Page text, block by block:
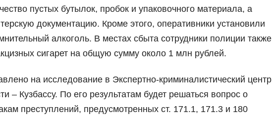
пустых бутылок, пробок и упаковочного материала, а
документацию. Кроме этого, оперативники установили
алкоголь. В местах сбыта сотрудники полиции также
сигарет на общую сумму около 1 млн рублей.
на исследование в Экспертно-криминалистический центр
– Кузбассу. По его результатам будет решаться вопрос о
преступлений, предусмотренных ст. 171.1, 171.3 и 180